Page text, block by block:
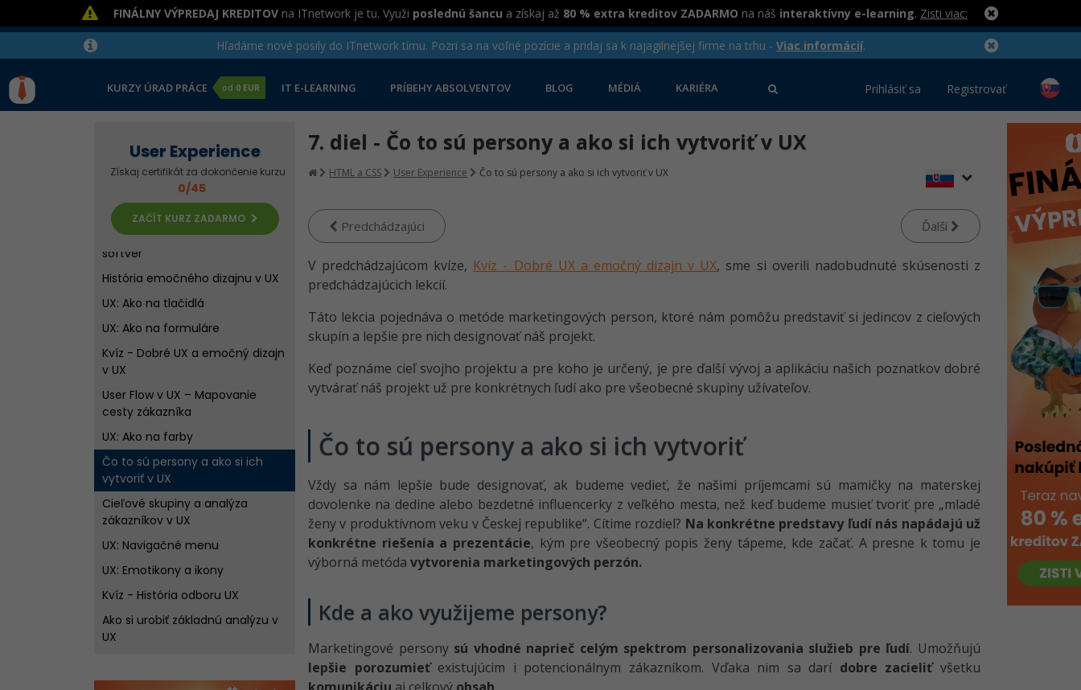
FINÁLNY VÝPREDAJ KREDITOV na ITnetwork je tu. Využi poslednú šancu a získaj až 80 % extra kreditov ZADARMO na náš interaktívny e-learning. Zisti viac:
Hľadáme nové posily do ITnetwork tímu. Pozri sa na voľné pozície a pridaj sa k najagilnejšej firme na trhu - Viac informácií.
KURZY ÚRAD PRÁCE od 0 EUR IT E-LEARNING PRÍBEHY ABSOLVENTOV BLOG MÉDIÁ KARIÉRA Prihlásiť sa Registrovať
User Experience
Získaj certifikát za dokončenie kurzu
0/45
ZAČÍT KURZ ZADARMO
Kroky pre vytvorenie dobrého UX
Kvíz - Úvod do UX a práce UX
dizajnéra
Spolupráca s užívateľom a
pomôcky UX designera
UX: Návrhový a prototypovací
softvér
História emočného dizajnu v UX
UX: Ako na tlačidlá
UX: Ako na formuláre
Kvíz - Dobré UX a emočný dizajn
v UX
User Flow v UX – Mapovanie
cesty zákazníka
UX: Ako na farby
Čo to sú persony a ako si ich
vytvoriť v UX
Cieľové skupiny a analýza
zákazníkov v UX
UX: Navigačné menu
UX: Emotikony a ikony
Kvíz - História odboru UX
Ako si urobiť základnú analýzu v
UX
7. diel - Čo to sú persony a ako si ich vytvoriť v UX
HTML a CSS User Experience Čo to sú persony a ako si ich vytvoriť v UX
Predchádzajúci Ďalší
V predchádzajúcom kvíze, Kvíz - Dobré UX a emočný dizajn v UX, sme si overili nadobudnuté skúsenosti z
predchádzajúcich lekcií.
Táto lekcia pojednáva o metóde marketingových person, ktoré nám pomôžu predstaviť si jedincov z cieľových
skupín a lepšie pre nich designovať náš projekt.
Keď poznáme cieľ svojho projektu a pre koho je určený, je pre ďalší vývoj a aplikáciu našich poznatkov dobré
vytvárať náš projekt už pre konkrétnych ľudí ako pre všeobecné skupiny užívateľov.
Čo to sú persony a ako si ich vytvoriť
Vždy sa nám lepšie bude designovať, ak budeme vedieť, že našimi príjemcami sú mamičky na materskej
dovolenke na dedine alebo bezdetné influencerky z veľkého mesta, než keď budeme musieť tvoriť pre „mladé
ženy v produktívnom veku v Českej republike“. Cítime rozdiel? Na konkrétne predstavy ľudí nás napádajú už
konkrétne riešenia a prezentácie, kým pre všeobecný popis ženy tápeme, kde začať. A presne k tomu je
výborná metóda vytvorenia marketingových perzón.
Kde a ako využijeme persony?
Marketingové persony sú vhodné naprieč celým spektrom personalizovania služieb pre ľudí. Umožňujú
lepšie porozumieťexistujúcim i potencionálnym zákazníkom. Vďaka nim sa darí dobre zacieliťvšetku